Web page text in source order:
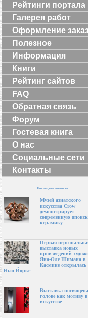
Рейтинги портала
Галерея работ
Оформление
Полезное
Информация
Книги
Рейтинг сайтов
FAQ
Обратная связь
Форум
Гостевая книга
О нас
Социальные сети
Контакты
Последние новости
Музей азиатского
искусства Crow
демонстрирует
современную
керамику
Первая
выставка новых
произведений
Яна-Оле Шимана в
Касмине открылась
Нью-Йорке
Выставка посвящена
голове как мотиву в
искусстве